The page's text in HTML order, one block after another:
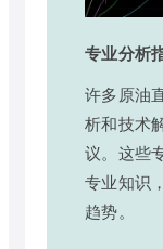
专业分析
许多原油
析和技术
议。这些
专业知识
趋势。